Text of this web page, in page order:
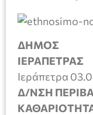
ΔΗΜΟΣ
ΙΕΡΑΠΕΤΡΑΣ
Ιεράπετρα
Δ/ΝΣΗ